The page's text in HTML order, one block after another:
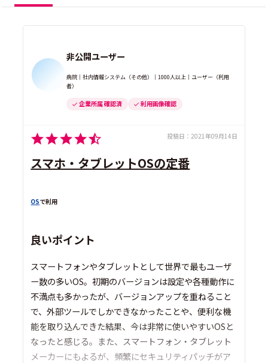
非公開ユーザー
病院｜社内情報システム（その他）｜1000人以上｜ユーザー（利用
者）
企業所属 確認済 利用画像確認
投稿日： 2021年09月14日
スマホ・タブレットOSの定番
OSで利用
良いポイント
スマートフォンやタブレットとして世界で最もユーザ
ー数の多いOS。初期のバージョンは設定や各種動作に
不満点も多かったが、バージョンアップを重ねること
で、外部ツールでしかできなかったことや、便利な機
能を取り込んできた結果、今は非常に使いやすいOSと
なったと感じる。また、スマートフォン・タブレット
メーカーにもよるが、頻繁にセキュリティパッチがア